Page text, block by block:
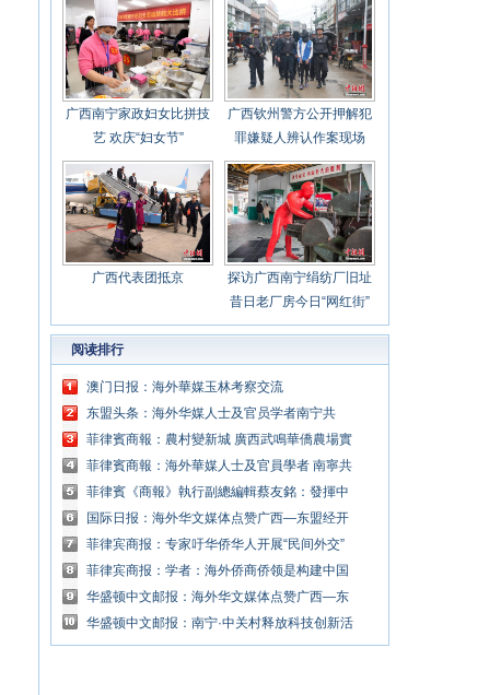
广西南宁家政妇女比拼技
艺 欢庆“妇女节”
广西钦州警方公开押解犯
罪嫌疑人辨认作案现场
广西代表团抵京
探访广西南宁绢纺厂旧址
昔日老厂房今日“网红街”
阅读排行
澳门日报：海外華媒玉林考察交流
东盟头条：海外华媒人士及官员学者南宁共
话“华文传媒促文明互鉴”
菲律賓商報：農村變新城 廣西武鳴華僑農場實
現華麗轉身
菲律賓商報：海外華媒人士及官員學者 南寧共
話「華文傳媒促文明互鑒」
菲律賓《商報》執行副總編輯蔡友銘：發揮中
國互聯網技術優勢 助力華文媒體「升級」
国际日报：海外华文媒体点赞广西—东盟经开
区 感受华侨农场“华丽转身”
菲律宾商报：专家吁华侨华人开展“民间外交”
促中国—东盟交流合作“多点开花”
菲律宾商报：学者：海外侨商侨领是构建中国
—东盟命运共同体的桥梁与纽带
华盛顿中文邮报：海外华文媒体点赞广西—东
盟经开区 感受华侨农场“华丽转身”
华盛顿中文邮报：南宁·中关村释放科技创新活
力 孵出多项关键技术